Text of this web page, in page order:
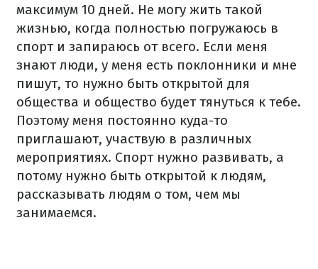
максимум 10 дней. Не могу жить такой
жизнью, когда полностью погружаюсь в
спорт и запираюсь от всего. Если меня
знают люди, у меня есть поклонники и мне
пишут, то нужно быть открытой для
общества и общество будет тянуться к тебе.
Поэтому меня постоянно куда-то
приглашают, участвую в различных
мероприятиях. Спорт нужно развивать, а
потому нужно быть открытой к людям,
рассказывать людям о том, чем мы
занимаемся.